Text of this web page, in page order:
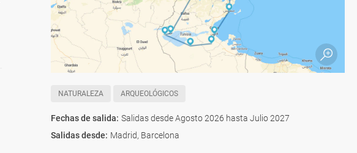
NATURALEZA ARQUEOLÓGICOS
Fechas de salida: Salidas desde Agosto 2026 hasta Julio 2027
Salidas desde: Madrid, Barcelona